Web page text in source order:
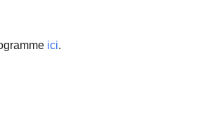
ici.